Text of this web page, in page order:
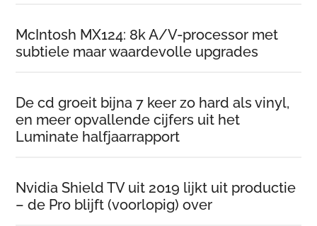
McIntosh MX124: 8k A/V-processor met
subtiele maar waardevolle upgrades
De cd groeit bijna 7 keer zo hard als vinyl,
en meer opvallende cijfers uit het
Luminate halfjaarrapport
Nvidia Shield TV uit 2019 lijkt uit productie
– de Pro blijft (voorlopig) over